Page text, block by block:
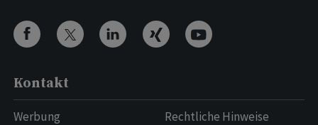
Kontakt
Werbung
Rechtliche Hinweise